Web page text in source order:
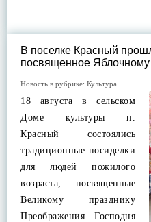
В поселке Красный
посвященное
Новость в рубрике: Культура
18 августа в сельском
Доме культуры п.
Красный состоялись
традиционные посиделки
для людей пожилого
возраста, посвященные
Великому празднику
Преображения Господня